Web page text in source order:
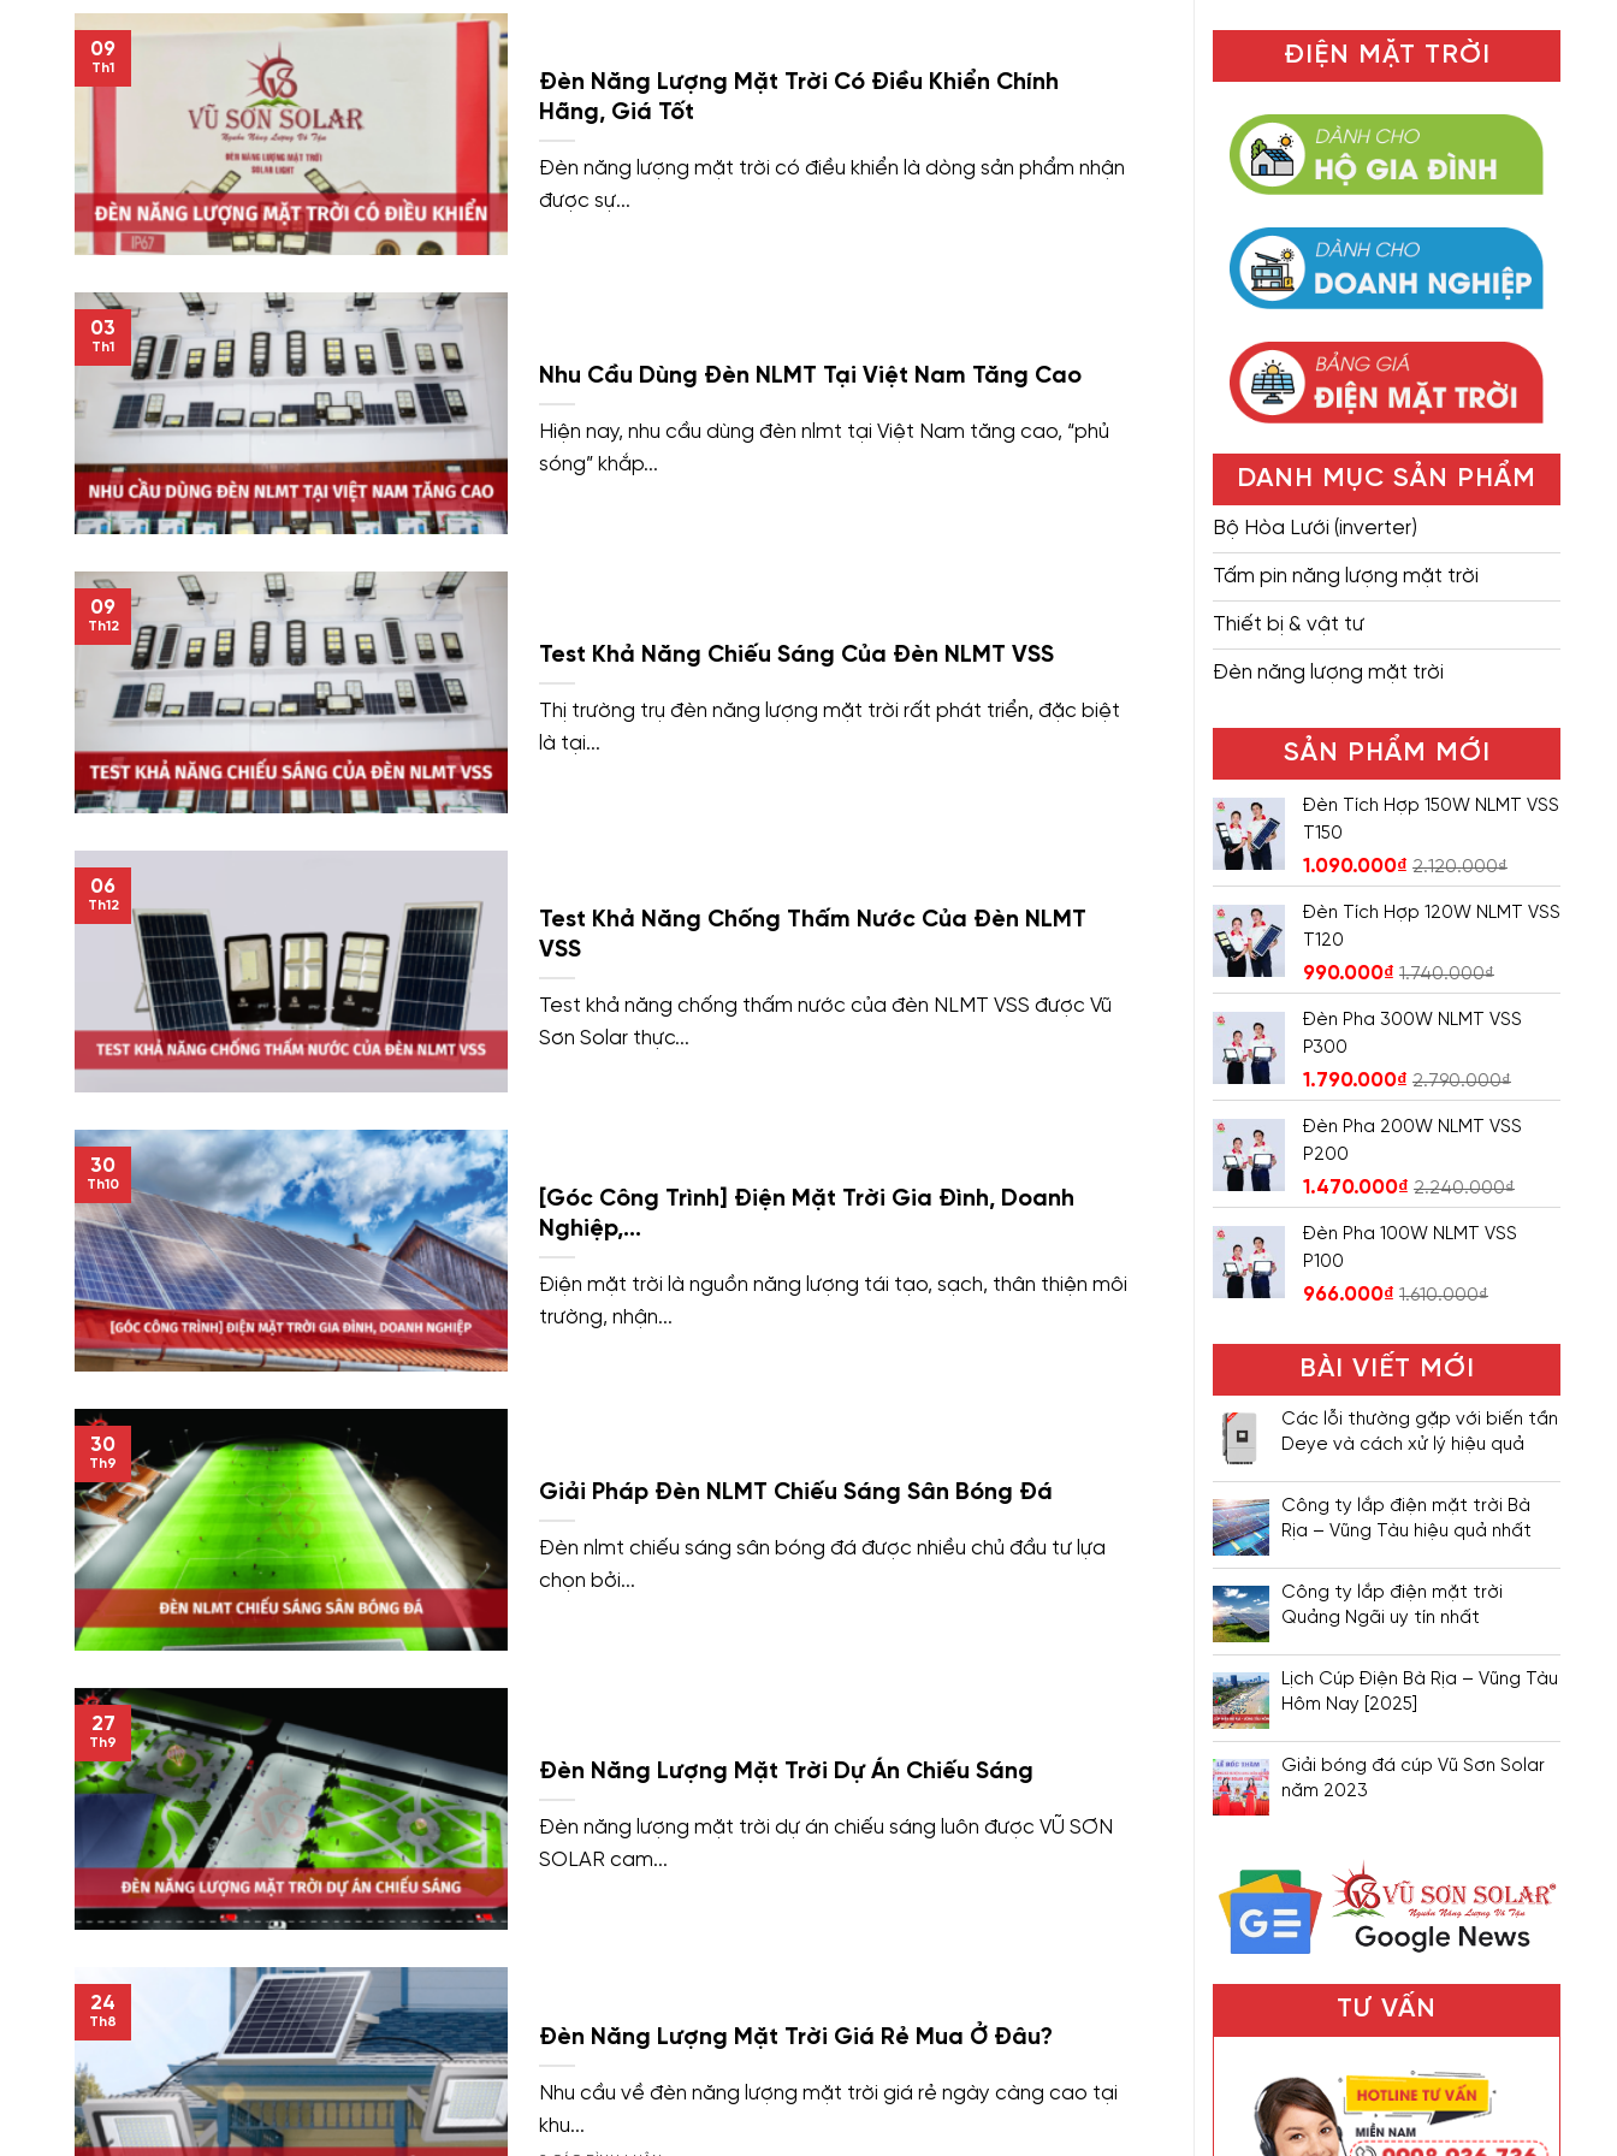
Đèn Năng Lượng Mặt Trời Có Điều Khiển Chính
Hãng, Giá Tốt
Đèn năng lượng mặt trời có điều khiển là dòng sản phẩm nhận
được sự...
09
Th1
Nhu Cầu Dùng Đèn NLMT Tại Việt Nam Tăng Cao
Hiện nay, nhu cầu dùng đèn nlmt tại Việt Nam tăng cao, “phủ
sóng” khắp...
03
Th1
Test Khả Năng Chiếu Sáng Của Đèn NLMT VSS
Thị trường trụ đèn năng lượng mặt trời rất phát triển, đặc biệt
là tại...
09
Th12
Test Khả Năng Chống Thấm Nước Của Đèn NLMT
VSS
Test khả năng chống thấm nước của đèn NLMT VSS được Vũ
Sơn Solar thực...
06
Th12
[Góc Công Trình] Điện Mặt Trời Gia Đình, Doanh
Nghiệp,…
Điện mặt trời là nguồn năng lượng tái tạo, sạch, thân thiện môi
trường, nhận...
30
Th10
Giải Pháp Đèn NLMT Chiếu Sáng Sân Bóng Đá
Đèn nlmt chiếu sáng sân bóng đá được nhiều chủ đầu tư lựa
chọn bởi...
30
Th9
Đèn Năng Lượng Mặt Trời Dự Án Chiếu Sáng
Đèn năng lượng mặt trời dự án chiếu sáng luôn được VŨ SƠN
SOLAR cam...
27
Th9
Đèn Năng Lượng Mặt Trời Giá Rẻ Mua Ở Đâu?
Nhu cầu về đèn năng lượng mặt trời giá rẻ ngày càng cao tại
khu...
24
Th8
ĐIỆN MẶT TRỜI
DANH MỤC SẢN PHẨM
Bộ Hòa Lưới (inverter)
Tấm pin năng lượng mặt trời
Thiết bị & vật tư
Đèn năng lượng mặt trời
SẢN PHẨM MỚI
Đèn Tích Hợp 150W NLMT VSS
T150
1.090.000₫ 2.120.000₫
Đèn Tích Hợp 120W NLMT VSS
T120
990.000₫ 1.740.000₫
Đèn Pha 300W NLMT VSS
P300
1.790.000₫ 2.790.000₫
Đèn Pha 200W NLMT VSS
P200
1.470.000₫ 2.240.000₫
Đèn Pha 100W NLMT VSS
P100
966.000₫ 1.610.000₫
BÀI VIẾT MỚI
Các lỗi thường gặp với biến tần
Deye và cách xử lý hiệu quả
Công ty lắp điện mặt trời Bà
Rịa – Vũng Tàu hiệu quả nhất
Công ty lắp điện mặt trời
Quảng Ngãi uy tín nhất
Lịch Cúp Điện Bà Rịa – Vũng Tàu
Hôm Nay [2025]
Giải bóng đá cúp Vũ Sơn Solar
năm 2023
TƯ VẤN